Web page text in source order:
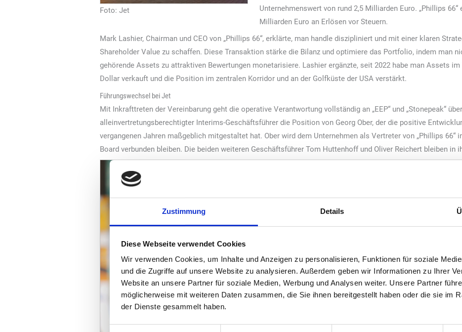
Zustimmung Details
Diese Webseite verwendet Cookies
Wir verwenden Cookies, um Inhalte und Anzeigen zu personalisieren, Funktionen für soziale
und die Zugriffe auf unsere Website zu analysieren. Außerdem geben wir Informationen zu Ihrer
Website an unsere Partner für soziale Medien, Werbung und Analysen weiter. Unsere Partner
möglicherweise mit weiteren Daten zusammen, die Sie ihnen bereitgestellt haben oder die sie im
der Dienste gesammelt haben.
Foto: Jet
Unternehmenswert von rund 2,5 Milliarden Euro. „Phillips
Milliarden Euro an Erlösen vor Steuern.
Mark Lashier, Chairman und CEO von „Phillips 66“, erklärte, man handle diszipliniert und mit einer klaren
Shareholder Value zu schaffen. Diese Transaktion stärke die Bilanz und optimiere das Portfolio, indem man
gehörende Assets zu attraktiven Bewertungen monetarisiere. Lashier ergänzte, seit 2022 habe man Assets
Dollar verkauft und die Position im zentralen Korridor und an der Golfküste der USA verstärkt.
Führungswechsel bei Jet
Mit Inkrafttreten der Vereinbarung geht die operative Verantwortung vollständig an „EEP“ und „Stonepeak“
alleinvertretungsberechtigter Interims-Geschäftsführer die Position von Georg Ober, der die positive
vergangenen Jahren maßgeblich mitgestaltet hat. Ober wird dem Unternehmen als Vertreter von „Phillips 66“
Board verbunden bleiben. Die beiden weiteren Geschäftsführer Tom Huttenhoff und Oliver Reichert bleiben in